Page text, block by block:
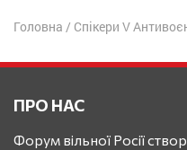
Головна / Спікери V
ПРО НАС
Форум вільної Росії